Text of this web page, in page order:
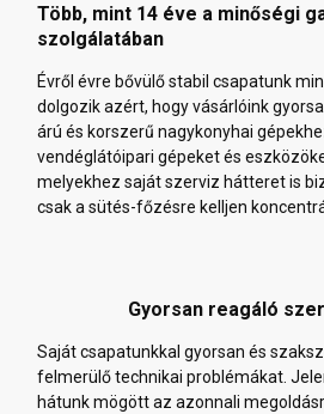
Több, mint 14 éve a minőségi
szolgálatában
Évről évre bővülő stabil csapatunk
dolgozik azért, hogy vásárlóink
árú és korszerű nagykonyhai
vendéglátóipari gépeket és
melyekhez saját szerviz hátteret is
csak a sütés-főzésre kelljen
Gyorsan reagáló
Saját csapatunkkal gyorsan és
felmerülő technikai problémákat.
hátunk mögött az azonnali